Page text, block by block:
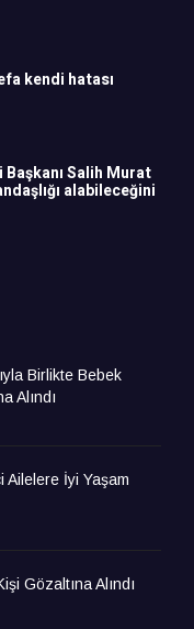
kendi hatası
Salih Murat
alabileceğini
Birlikte Bebek
Alındı
Ailelere İyi Yaşam
Gözaltına Alındı